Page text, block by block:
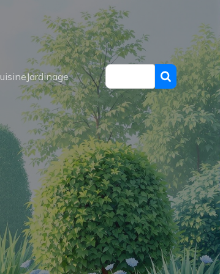
Jardinage